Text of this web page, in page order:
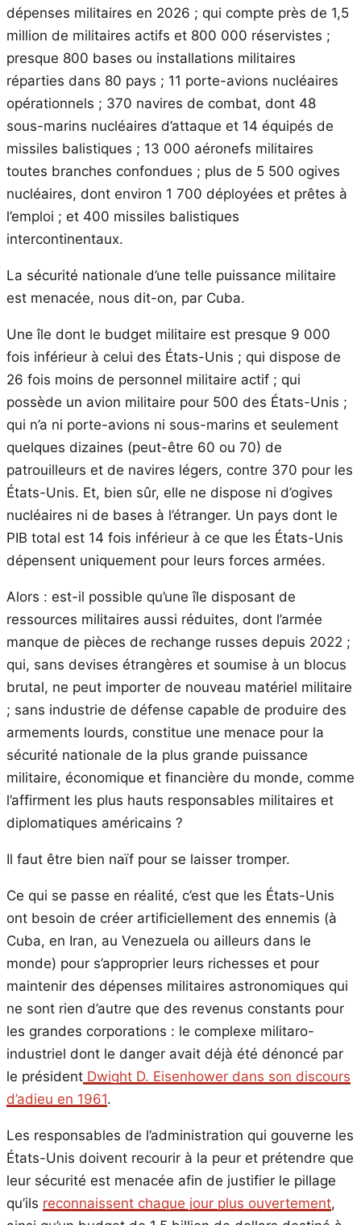
dépenses militaires en 2026 ; qui compte près de 1,5
million de militaires actifs et 800 000 réservistes ;
presque 800 bases ou installations militaires
réparties dans 80 pays ; 11 porte-avions nucléaires
opérationnels ; 370 navires de combat, dont 48
sous-marins nucléaires d’attaque et 14 équipés de
missiles balistiques ; 13 000 aéronefs militaires
toutes branches confondues ; plus de 5 500 ogives
nucléaires, dont environ 1 700 déployées et prêtes à
l’emploi ; et 400 missiles balistiques
intercontinentaux.
La sécurité nationale d’une telle puissance militaire
est menacée, nous dit-on, par Cuba.
Une île dont le budget militaire est presque 9 000
fois inférieur à celui des États-Unis ; qui dispose de
26 fois moins de personnel militaire actif ; qui
possède un avion militaire pour 500 des États-Unis ;
qui n’a ni porte-avions ni sous-marins et seulement
quelques dizaines (peut-être 60 ou 70) de
patrouilleurs et de navires légers, contre 370 pour les
États-Unis. Et, bien sûr, elle ne dispose ni d’ogives
nucléaires ni de bases à l’étranger. Un pays dont le
PIB total est 14 fois inférieur à ce que les États-Unis
dépensent uniquement pour leurs forces armées.
Alors : est-il possible qu’une île disposant de
ressources militaires aussi réduites, dont l’armée
manque de pièces de rechange russes depuis 2022 ;
qui, sans devises étrangères et soumise à un blocus
brutal, ne peut importer de nouveau matériel militaire
; sans industrie de défense capable de produire des
armements lourds, constitue une menace pour la
sécurité nationale de la plus grande puissance
militaire, économique et financière du monde, comme
l’affirment les plus hauts responsables militaires et
diplomatiques américains ?
Il faut être bien naïf pour se laisser tromper.
Ce qui se passe en réalité, c’est que les États-Unis
ont besoin de créer artificiellement des ennemis (à
Cuba, en Iran, au Venezuela ou ailleurs dans le
monde) pour s’approprier leurs richesses et pour
maintenir des dépenses militaires astronomiques qui
ne sont rien d’autre que des revenus constants pour
les grandes corporations : le complexe militaro-
industriel dont le danger avait déjà été dénoncé par
le président Dwight D. Eisenhower dans son discours
d’adieu en 1961.
Les responsables de l’administration qui gouverne les
États-Unis doivent recourir à la peur et prétendre que
leur sécurité est menacée afin de justifier le pillage
qu’ils reconnaissent chaque jour plus ouvertement,